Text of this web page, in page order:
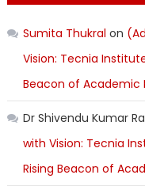
Sumita Thukral on
Vision: Tecnia
Beacon of Academic
Dr Shivendu Kumar
with Vision: Tecnia
Rising Beacon of